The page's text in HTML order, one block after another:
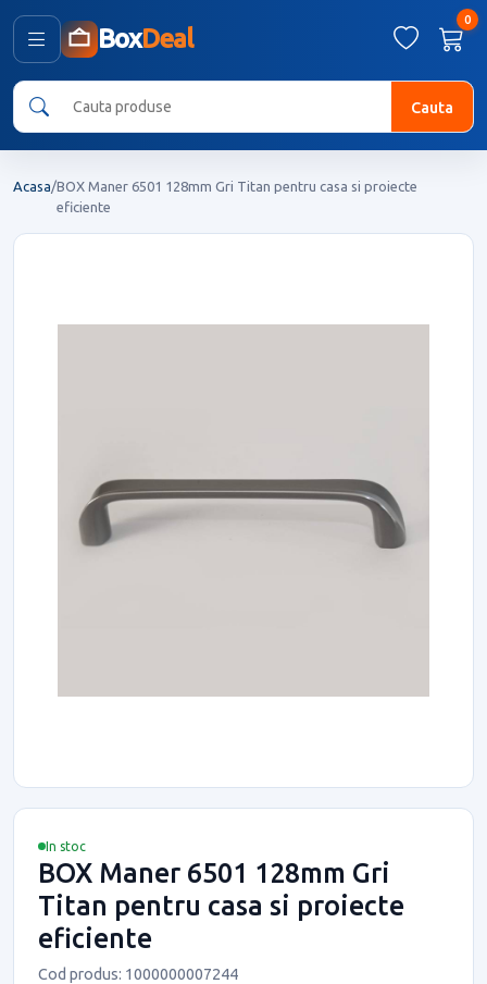
BoxDeal
0
Cauta
Acasa/BOX Maner 6501 128mm Gri Titan pentru casa si proiecte
eficiente
In stoc
BOX Maner 6501 128mm Gri
Titan pentru casa si proiecte
eficiente
Cod produs: 1000000007244